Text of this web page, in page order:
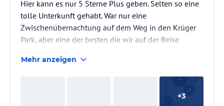
Hier kann es nur 5 Sterne Plus geben. Selten so eine
tolle Unterkunft gehabt. War nur eine
Zwischenübernachtung auf dem Weg in den Krüger
Park, aber eine der besten die wir auf der Reise
Mehr anzeigen
+3